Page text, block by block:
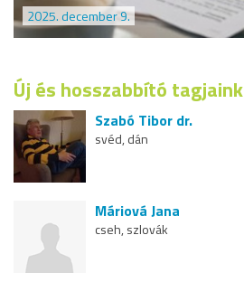
2025. december 9.
Új és hosszabbító tagjaink
Szabó Tibor dr.
svéd, dán
Máriová Jana
cseh, szlovák